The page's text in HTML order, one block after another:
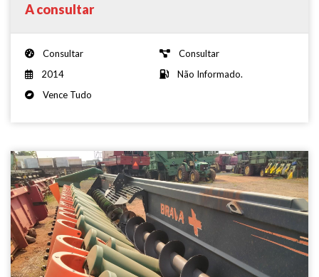
A consultar
Consultar
Consultar
2014
Não Informado.
Vence Tudo